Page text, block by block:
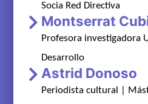
Socia Red Directiva
Montserrat
Profesora investigadora
Desarrollo
Astrid Donoso
Periodista cultural |